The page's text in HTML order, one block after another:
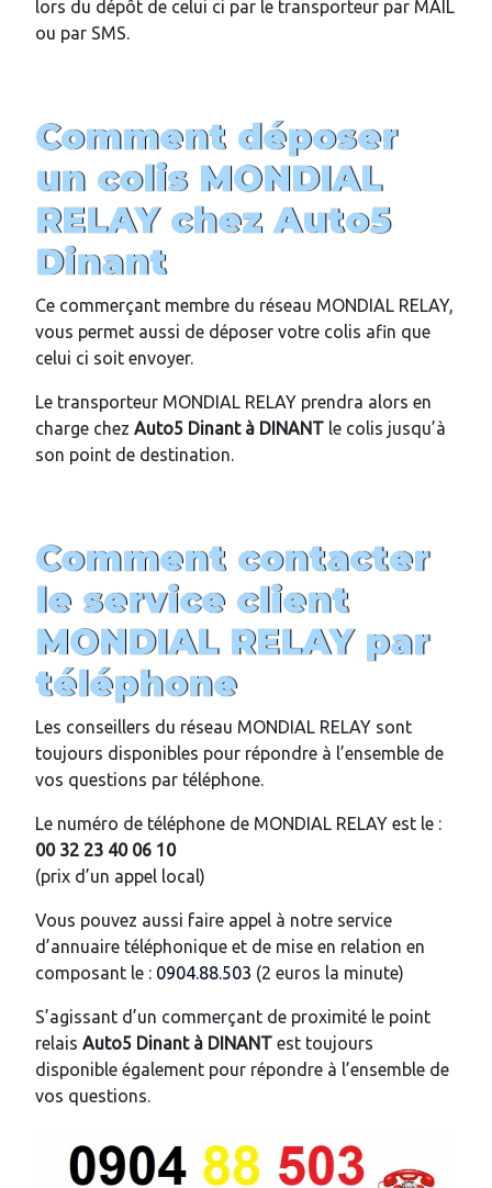
lors du dépôt de celui ci par le transporteur par MAIL
ou par SMS.
Comment déposer
un colis MONDIAL
RELAY chez Auto5
Dinant
Ce commerçant membre du réseau MONDIAL RELAY,
vous permet aussi de déposer votre colis afin que
celui ci soit envoyer.
Le transporteur MONDIAL RELAY prendra alors en
charge chez Auto5 Dinant à DINANT le colis jusqu’à
son point de destination.
Comment contacter
le service client
MONDIAL RELAY par
téléphone
Les conseillers du réseau MONDIAL RELAY sont
toujours disponibles pour répondre à l’ensemble de
vos questions par téléphone.
Le numéro de téléphone de MONDIAL RELAY est le :
00 32 23 40 06 10
(prix d’un appel local)
Vous pouvez aussi faire appel à notre service
d’annuaire téléphonique et de mise en relation en
composant le : 0904.88.503 (2 euros la minute)
S’agissant d’un commerçant de proximité le point
relais Auto5 Dinant à DINANT est toujours
disponible également pour répondre à l’ensemble de
vos questions.